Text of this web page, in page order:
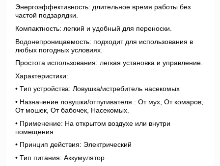
Энергоэффективность: длительное время работы без
частой подзарядки.
Компактность: легкий и удобный для переноски.
Водонепроницаемость: подходит для использования в
любых погодных условиях.
Простота использования: легкая установка и управление.
Характеристики:
• Тип устройства: Ловушка/истребитель насекомых
• Назначение ловушки/отпугивателя : От мух, От комаров,
От мошек, От бабочек, Насекомых.
• Применение: На открытом воздухе или внутри
помещения
• Принцип действия: Электрический
• Тип питания: Аккумулятор